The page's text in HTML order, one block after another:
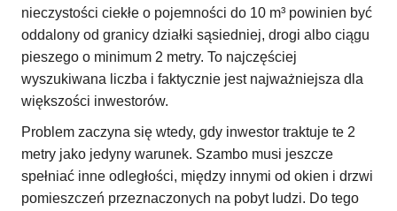
nieczystości ciekłe o pojemności do 10 m³ powinien być
oddalony od granicy działki sąsiedniej, drogi albo ciągu
pieszego o minimum 2 metry. To najczęściej
wyszukiwana liczba i faktycznie jest najważniejsza dla
większości inwestorów.
Problem zaczyna się wtedy, gdy inwestor traktuje te 2
metry jako jedyny warunek. Szambo musi jeszcze
spełniać inne odległości, między innymi od okien i drzwi
pomieszczeń przeznaczonych na pobyt ludzi. Do tego